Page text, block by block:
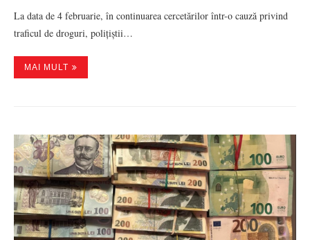
La data de 4 februarie, în continuarea cercetărilor într-o cauză privind
traficul de droguri, polițiștii…
MAI MULT